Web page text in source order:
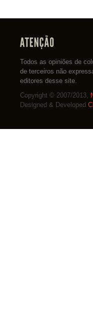
Todos as opiniões de
de terceiros não
editores desse site.
Copyright © 2007/2013,
Designed & Developed